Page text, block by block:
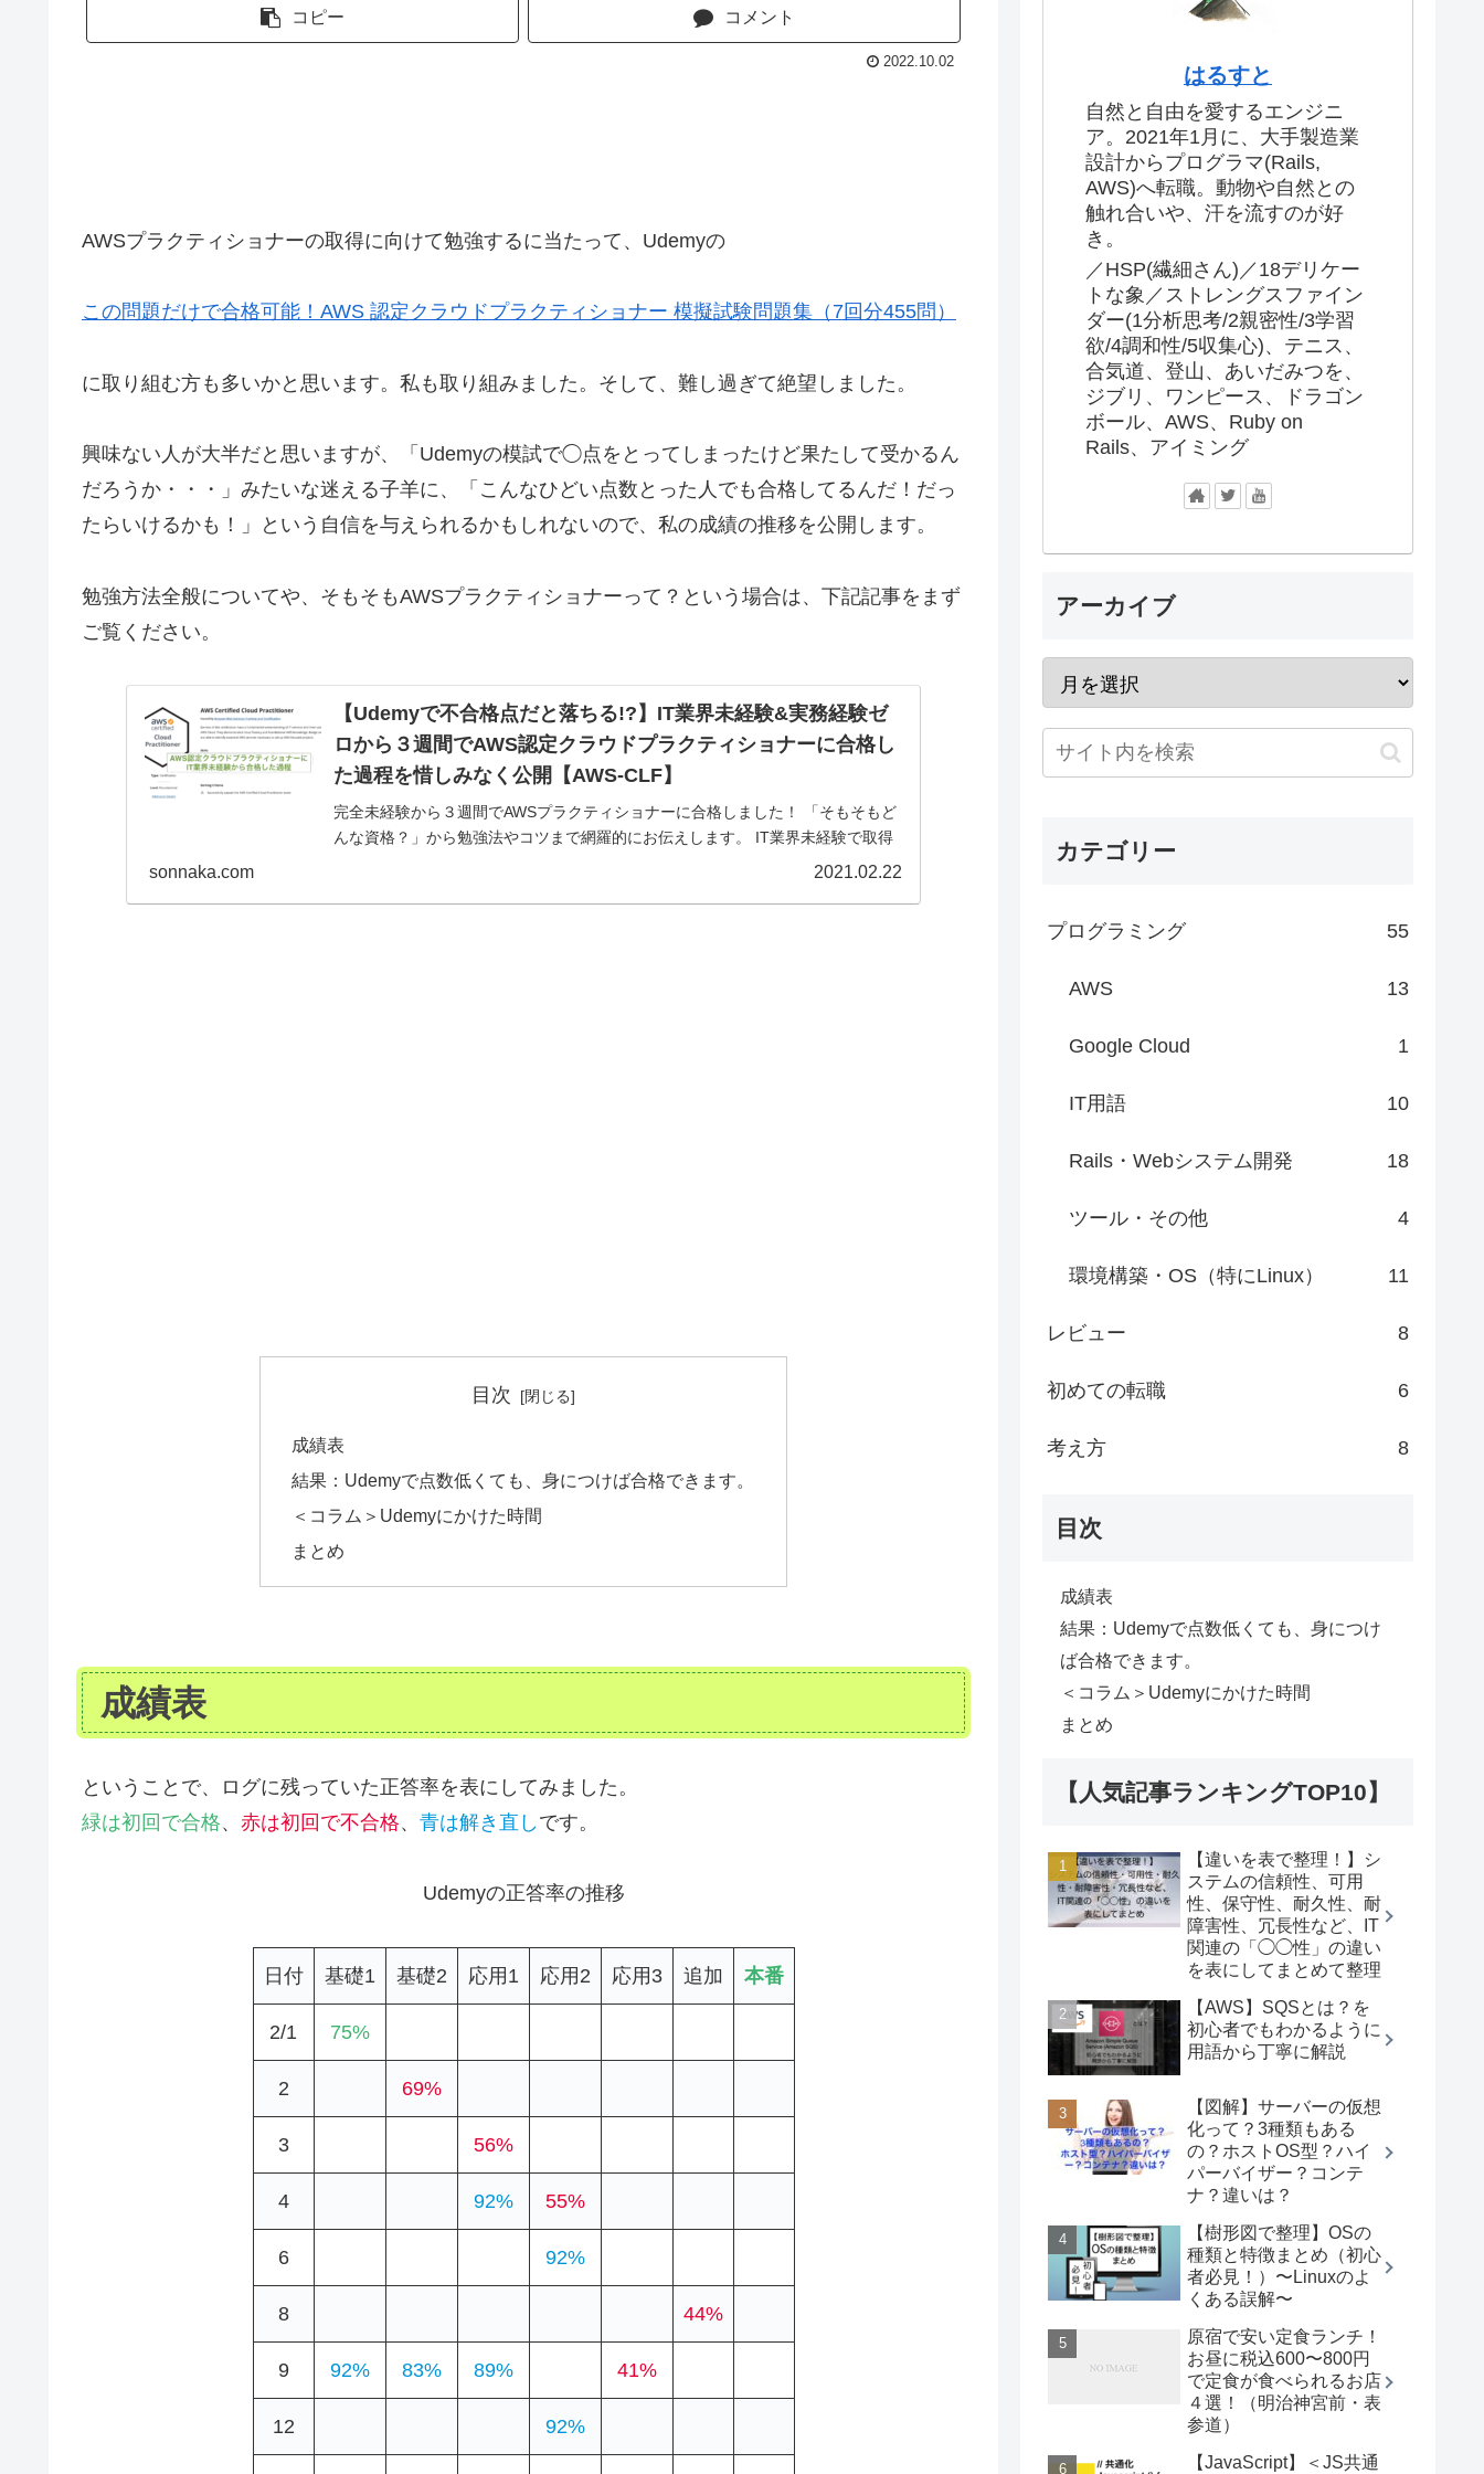
コピー コメント
2022.10.02
AWSプラクティショナーの取得に向けて勉強するに当たって、Udemyの
この問題だけで合格可能！AWS 認定クラウドプラクティショナー 模擬試験問題集（7回分455問）
に取り組む方も多いかと思います。私も取り組みました。そして、難し過ぎて絶望しました。
興味ない人が大半だと思いますが、「Udemyの模試で◯点をとってしまったけど果たして受かるん
だろうか・・・」みたいな迷える子羊に、「こんなひどい点数とった人でも合格してるんだ！だっ
たらいけるかも！」という自信を与えられるかもしれないので、私の成績の推移を公開します。
勉強方法全般についてや、そもそもAWSプラクティショナーって？という場合は、下記記事をまず
ご覧ください。
【Udemyで不合格点だと落ちる!?】IT業界未経験&実務経験ゼ
ロから３週間でAWS認定クラウドプラクティショナーに合格し
た過程を惜しみなく公開【AWS-CLF】
完全未経験から３週間でAWSプラクティショナーに合格しました！ 「そもそもど
んな資格？」から勉強法やコツまで網羅的にお伝えします。 IT業界未経験で取得
された方の記事は見つけられなかったので、この記事が参考になるといいなと思
sonnaka.com 2021.02.22
目次
成績表
結果：Udemyで点数低くても、身につけば合格できます。
＜コラム＞Udemyにかけた時間
まとめ
成績表
ということで、ログに残っていた正答率を表にしてみました。
緑は初回で合格、 赤は初回で不合格、 青は解き直し です。
Udemyの正答率の推移
日付 基礎1 基礎2 応用1 応用2 応用3 追加 本番
2/1 75%
2 69%
3 56%
4 92% 55%
6 92%
8 44%
9 92% 83% 89% 41%
12 92%
はるすと
自然と自由を愛するエンジニ
ア。2021年1月に、大手製造業
設計からプログラマ(Rails,
AWS)へ転職。動物や自然との
触れ合いや、汗を流すのが好
き。
／HSP(繊細さん)／18デリケー
トな象／ストレングスファイン
ダー(1分析思考/2親密性/3学習
欲/4調和性/5収集心)、テニス、
合気道、登山、あいだみつを、
ジブリ、ワンピース、ドラゴン
ボール、AWS、Ruby on
Rails、アイミング
アーカイブ
カテゴリー
プログラミング 55
AWS 13
Google Cloud 1
IT用語 10
Rails・Webシステム開発 18
ツール・その他 4
環境構築・OS（特にLinux） 11
レビュー 8
初めての転職 6
考え方 8
目次
成績表
結果：Udemyで点数低くても、身につけ
ば合格できます。
＜コラム＞Udemyにかけた時間
まとめ
【人気記事ランキングTOP10】
【違いを表で整理！】シ
ステムの信頼性、可用
性、保守性、耐久性、耐
障害性、冗長性など、IT
関連の「◯◯性」の違い
を表にしてまとめて整理
【AWS】SQSとは？を
初心者でもわかるように
用語から丁寧に解説
【図解】サーバーの仮想
化って？3種類もある
の？ホストOS型？ハイ
パーバイザー？コンテ
ナ？違いは？
【樹形図で整理】OSの
種類と特徴まとめ（初心
者必見！）〜Linuxのよ
くある誤解〜
原宿で安い定食ランチ！
お昼に税込600〜800円
で定食が食べられるお店
４選！（明治神宮前・表
参道）
【JavaScript】＜JS共通